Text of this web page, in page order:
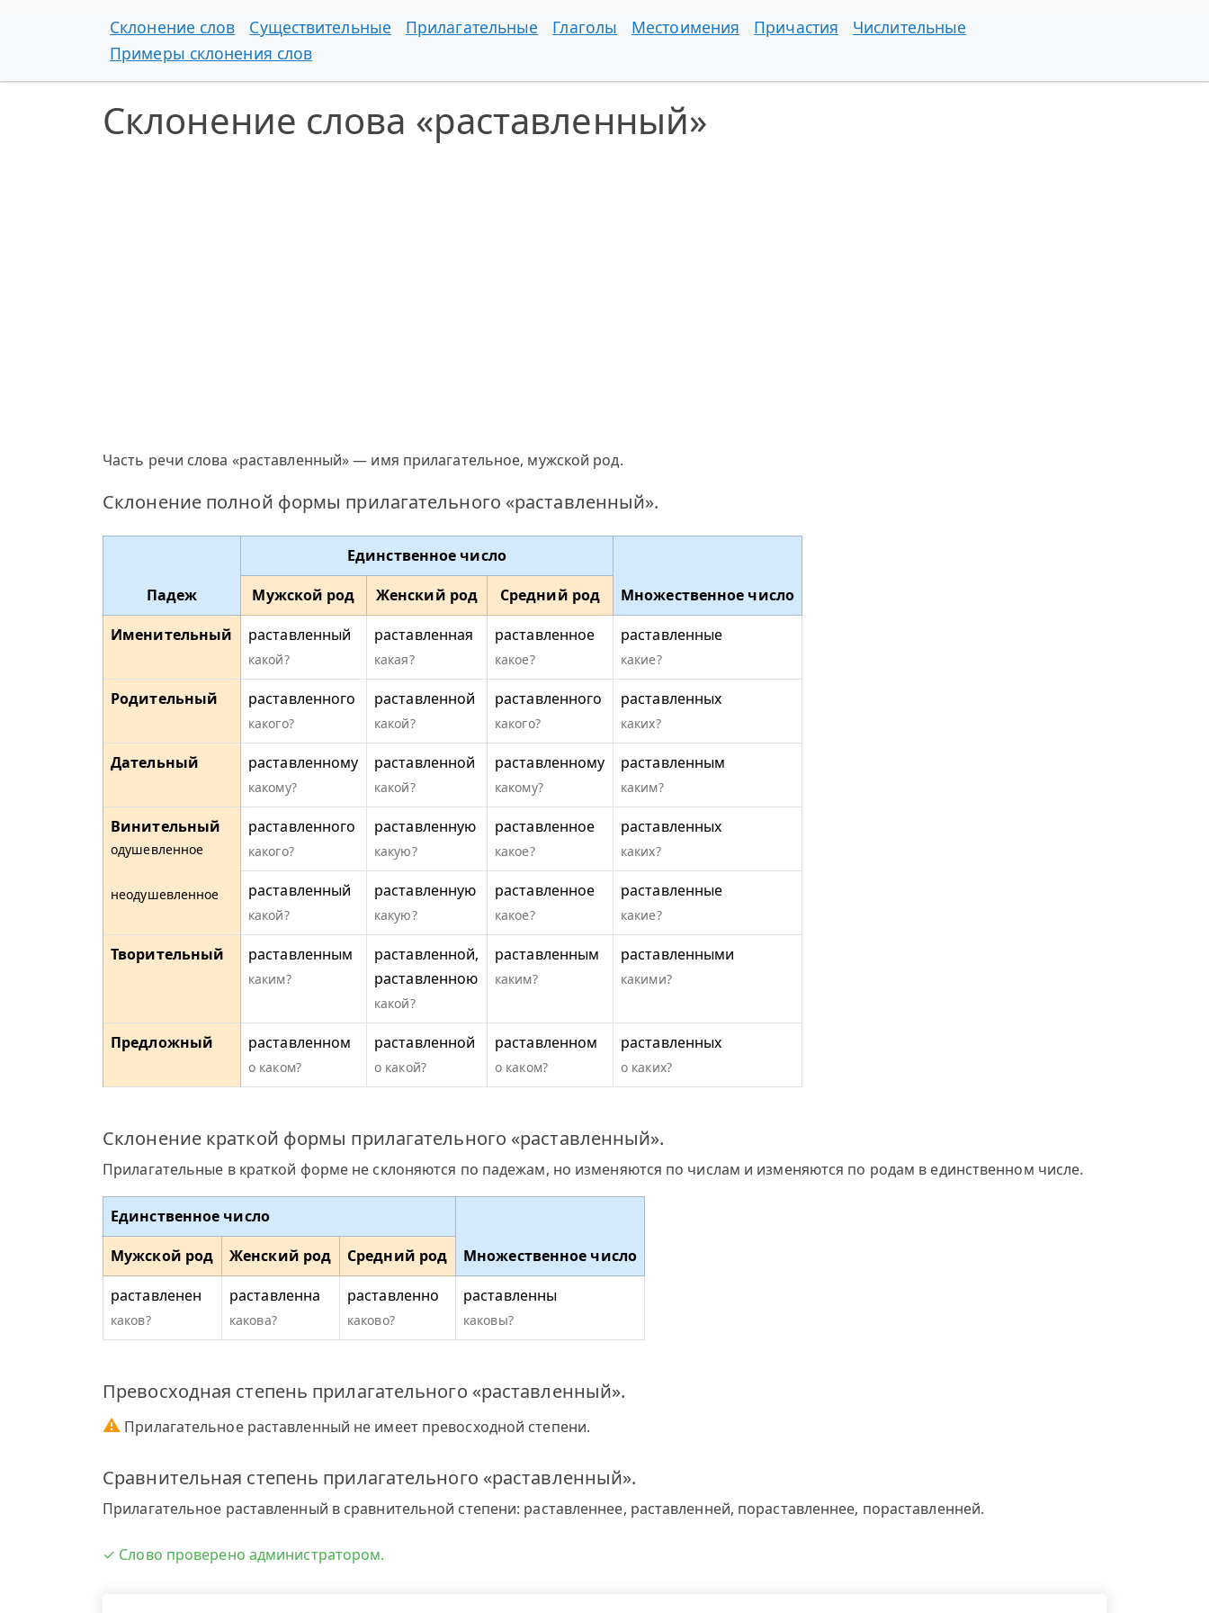
Склонение слов Существительные Прилагательные Глаголы Местоимения Причастия
Числительные
Примеры склонения слов
Склонение слова «раставленный»
Часть речи слова «раставленный» — имя прилагательное, мужской род.
Склонение полной формы прилагательного «раставленный».
Падеж
Единственное число
Множественное число
Мужской род Женский род
Средний род
Именительный
раставленный
какой?
раставленная
какая?
раставленное
какое?
раставленные
какие?
Родительный раставленного
какого?
раставленной
какой?
раставленного
какого?
раставленных
каких?
Дательный раставленному
какому?
раставленной
какой?
раставленному
какому?
раставленным
каким?
Винительный
одушевленное
неодушевленное
раставленного
какого?
раставленную
какую?
раставленное
какое?
раставленных
каких?
раставленный
какой?
раставленную
какую?
раставленное
какое?
раставленные
какие?
Творительный раставленным
каким?
раставленной,
раставленною
какой?
раставленным
каким?
раставленными
какими?
Предложный раставленном
о каком?
раставленной
о какой?
раставленном
о каком?
раставленных
о каких?
Склонение краткой формы прилагательного «раставленный».
Прилагательные в краткой форме не склоняются по падежам, но изменяются по числам и изменяются по родам в единственном числе.
Единственное число
Множественное число
Мужской род Женский род
Средний род
раставленен
каков?
раставленна
какова?
раставленно
каково?
раставленны
каковы?
Превосходная степень прилагательного «раставленный».
⚠ Прилагательное раставленный не имеет превосходной степени.
Сравнительная степень прилагательного «раставленный».
Прилагательное раставленный в сравнительной степени: раставленнее, раставленней, пораставленнее, пораставленней.
✓ Слово проверено администратором.